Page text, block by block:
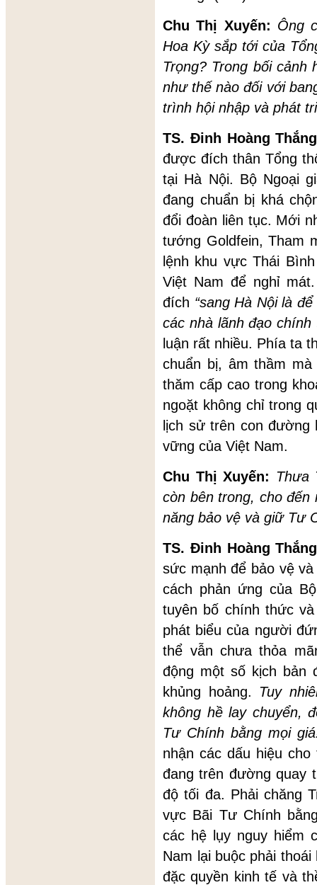
Chu Thị Xuyến: Ông
Hoa Kỳ sắp tới của
Trọng? Trong bối cảnh
như thế nào đối với
trình hội nhập và phát
TS. Đinh Hoàng
được đích thân Tổng
tại Hà Nội. Bộ Ngoại
đang chuẩn bị khá
đổi đoàn liên tục. Mới
tướng Goldfein, Tham
lệnh khu vực Thái
Việt Nam để nghỉ
đích “sang Hà Nội là
các nhà lãnh đạo
luận rất nhiều. Phía ta
chuẩn bị, âm thầm
thăm cấp cao trong
ngoặt không chỉ trong
lịch sử trên con đường
vững của Việt Nam.
Chu Thị Xuyến: Thưa
còn bên trong, cho đến
năng bảo vệ và giữ Tư
TS. Đinh Hoàng
sức mạnh để bảo vệ
cách phản ứng của
tuyên bố chính thức
phát biểu của người
thể vẫn chưa thỏa
động một số kịch bản
khủng hoảng. Tuy
không hề lay chuyển,
Tư Chính bằng mọi
nhận các dấu hiệu
đang trên đường quay
độ tối đa. Phải chăng
vực Bãi Tư Chính
các hệ lụy nguy hiểm
Nam lại buộc phải
đặc quyền kinh tế và